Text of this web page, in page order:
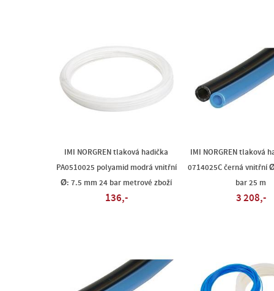
IMI NORGREN tlaková hadička
PA0510025 polyamid modrá vnitřní
Ø: 7.5 mm 24 bar metrové zboží
136,-
IMI NORGREN tlaková
0714025C černá vnitřní
bar 25 m
3 208,-